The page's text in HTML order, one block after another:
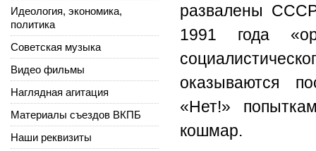
развалены
1991 года
оказываются
«Нет!»
кошмар.
Идеология, экономика,
политика
Советская музыка
Видео фильмы
Наглядная агитация
Материалы съездов ВКПБ
Наши реквизиты